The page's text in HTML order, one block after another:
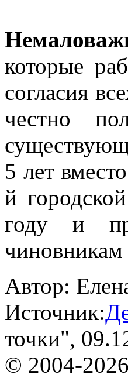
которые
согласия
честно
5 лет
й
году и
чиновникам
Автор:
Источник:
точки",
© 2004-